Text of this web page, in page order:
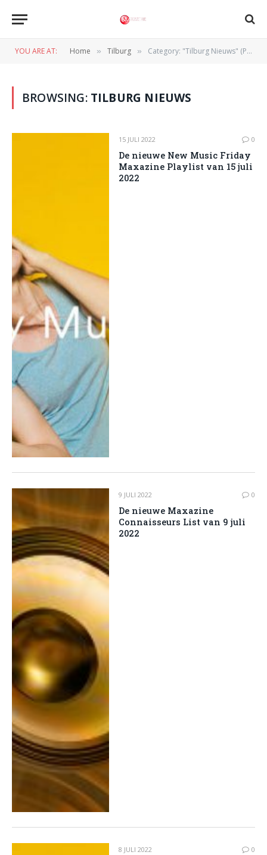
YOU ARE AT: Home » Tilburg » Category: "Tilburg Nieuws" (Page 41)
BROWSING: TILBURG NIEUWS
15 JULI 2022 0
De nieuwe New Music Friday
Maxazine Playlist van 15 juli
2022
9 JULI 2022 0
De nieuwe Maxazine
Connaisseurs List van 9 juli
2022
8 JULI 2022 0